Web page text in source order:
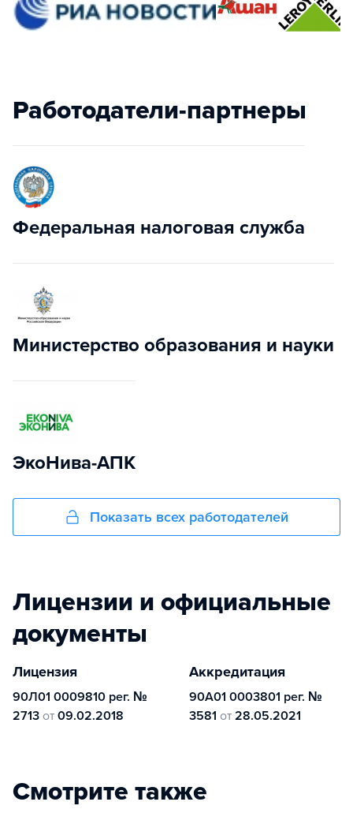
Работодатели-партнеры
Федеральная налоговая служба
Министерство образования и науки
ЭкоНива-АПК
Показать всех работодателей
Лицензии и официальные
документы
Лицензия
90Л01 0009810 рег. №
2713 от 09.02.2018
Аккредитация
90А01 0003801 рег. №
3581 от 28.05.2021
Смотрите также